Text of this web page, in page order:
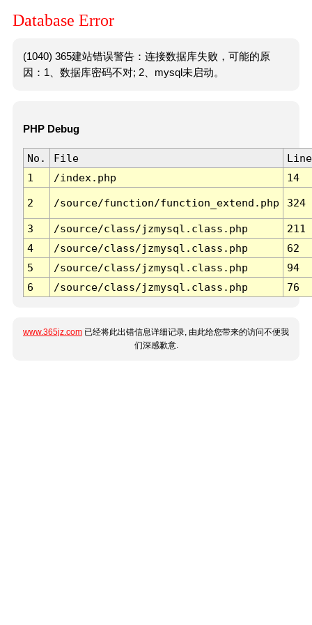
Database Error
(1040) 365建站错误警告：连接数据库失败，可能的原
因：1、数据库密码不对; 2、mysql未启动。
PHP Debug
No. File
Line
1
/index.php 14
2 /source/function/function_extend.php 324
3 /source/class/jzmysql.class.php
211
4
/source/class/jzmysql.class.php
62
5
/source/class/jzmysql.class.php
94
6
/source/class/jzmysql.class.php 76
www.365jz.com 已经将此出错信息详细记录, 由此给您带来的访问不便我
们深感歉意.